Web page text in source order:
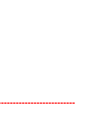
-